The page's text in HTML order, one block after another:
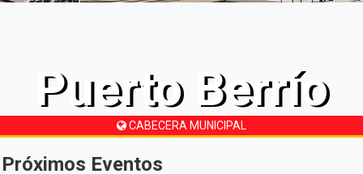
Puerto Berrío
CABECERA MUNICIPAL
Próximos Eventos